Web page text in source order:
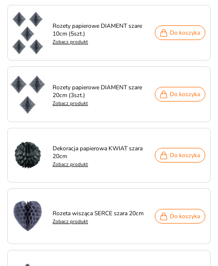
Rozety papierowe DIAMENT szare
10cm (5szt.)
Zobacz produkt
Do koszyka
Rozety papierowe DIAMENT szare
20cm (3szt.)
Zobacz produkt
Do koszyka
Dekoracja papierowa KWIAT szara
20cm
Zobacz produkt
Do koszyka
Rozeta wisząca SERCE szara 20cm
Zobacz produkt
Do koszyka